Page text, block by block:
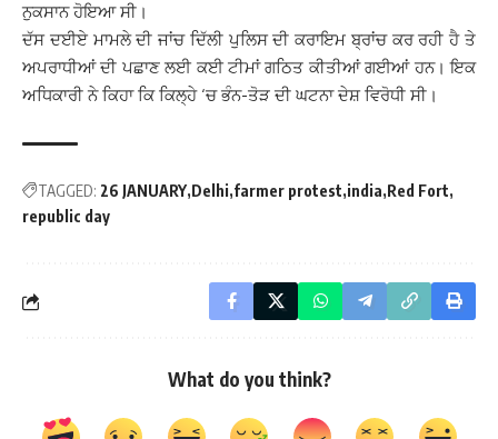
ਨੁਕਸਾਨ ਹੋਇਆ ਸੀ।
ਦੱਸ ਦਈਏ ਮਾਮਲੇ ਦੀ ਜਾਂਚ ਦਿੱਲੀ ਪੁਲਿਸ ਦੀ ਕਰਾਇਮ ਬ੍ਰਾਂਚ ਕਰ ਰਹੀ ਹੈ ਤੇ
ਅਪਰਾਧੀਆਂ ਦੀ ਪਛਾਣ ਲਈ ਕਈ ਟੀਮਾਂ ਗਠਿਤ ਕੀਤੀਆਂ ਗਈਆਂ ਹਨ। ਇਕ
ਅਧਿਕਾਰੀ ਨੇ ਕਿਹਾ ਕਿ ਕਿਲ੍ਹੇ ‘ਚ ਭੰਨ-ਤੋੜ ਦੀ ਘਟਨਾ ਦੇਸ਼ ਵਿਰੋਧੀ ਸੀ।
TAGGED: 26 JANUARY Delhi farmer protest india Red Fort
republic day
What do you think?